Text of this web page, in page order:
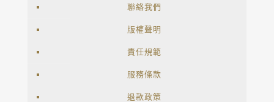
聯絡我們
版權聲明
責任規範
服務條款
退款政策